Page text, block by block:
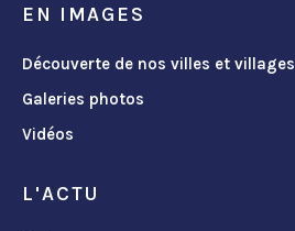
EN IMAGES
Découverte de nos villes et villages
Galeries photos
Vidéos
L'ACTU